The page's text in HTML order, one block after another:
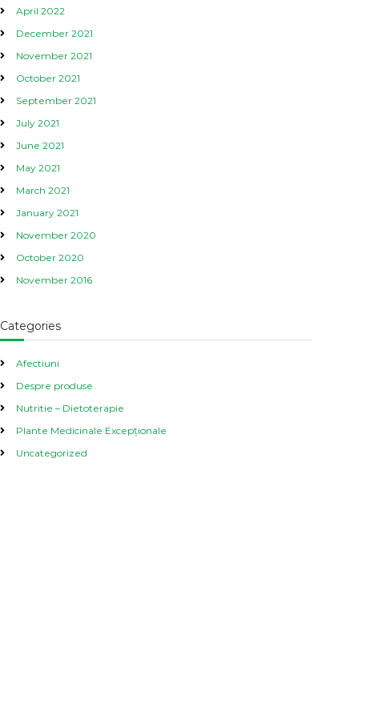
April 2022
December 2021
November 2021
October 2021
September 2021
July 2021
June 2021
May 2021
March 2021
January 2021
November 2020
October 2020
November 2016
Categories
Afectiuni
Despre produse
Nutritie – Dietoterapie
Plante Medicinale Excepționale
Uncategorized